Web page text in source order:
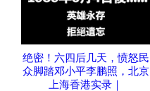
绝密！六四后几天，愤怒民
众脚踏邓小平李鹏照，北京
上海香港实录｜